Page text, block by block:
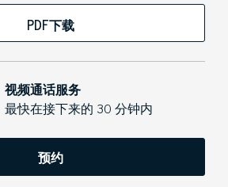
PDF下载
视频通话服务
最快在接下来的 30 分钟内
预约